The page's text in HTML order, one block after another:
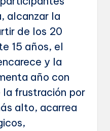
alcanzar la
de los 20
15 años, el
y la
año con
frustración por
alto, acarrea